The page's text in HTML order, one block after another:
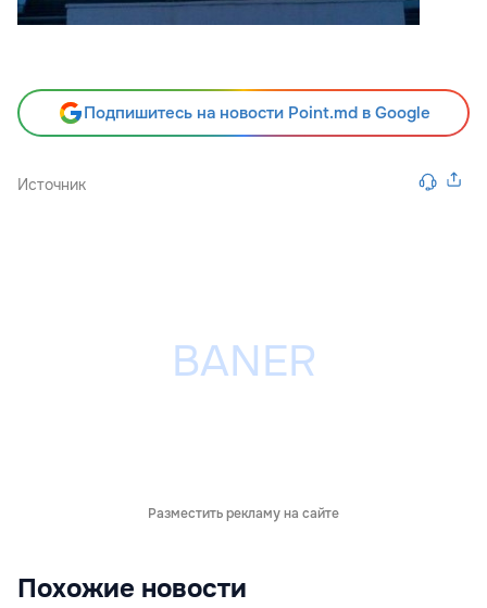
Подпишитесь на новости Point.md в Google
Источник
Разместить рекламу на сайте
Похожие новости